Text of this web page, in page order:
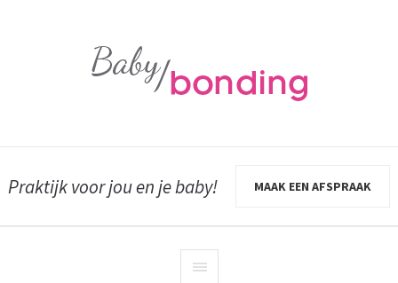
Praktijk voor jou en je baby! MAAK EEN AFSPRAAK